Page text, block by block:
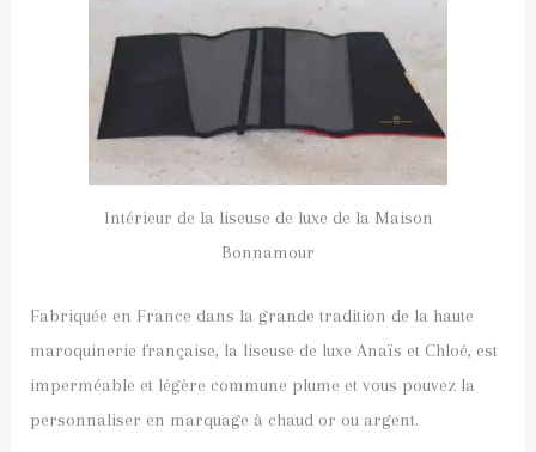
Intérieur de la liseuse de luxe de la Maison
Bonnamour
Fabriquée en France dans la grande tradition de la haute
maroquinerie française, la liseuse de luxe Anaïs et Chloé, est
imperméable et légère commune plume et vous pouvez la
personnaliser en marquage à chaud or ou argent.